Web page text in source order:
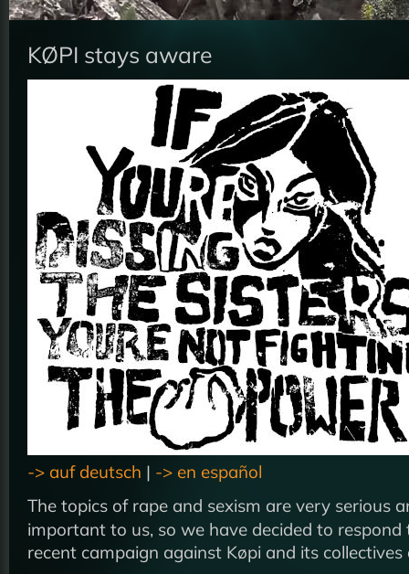
KØPI stays aware
-> auf deutsch | -> en español
The topics of rape and sexism are very serious
important to us, so we have decided to respond
recent campaign against Køpi and its collectives